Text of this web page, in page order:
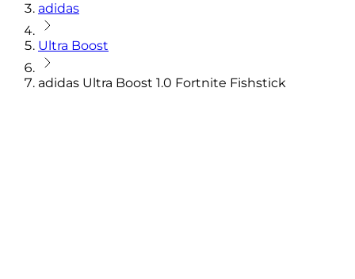
adidas
Ultra Boost
adidas Ultra Boost 1.0 Fortnite Fishstick